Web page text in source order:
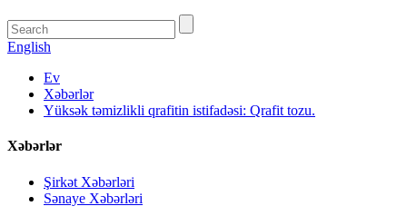
English
Ev
Xəbərlər
Yüksək təmizlikli qrafitin istifadəsi: Qrafit tozu.
Xəbərlər
Şirkət Xəbərləri
Sənaye Xəbərləri